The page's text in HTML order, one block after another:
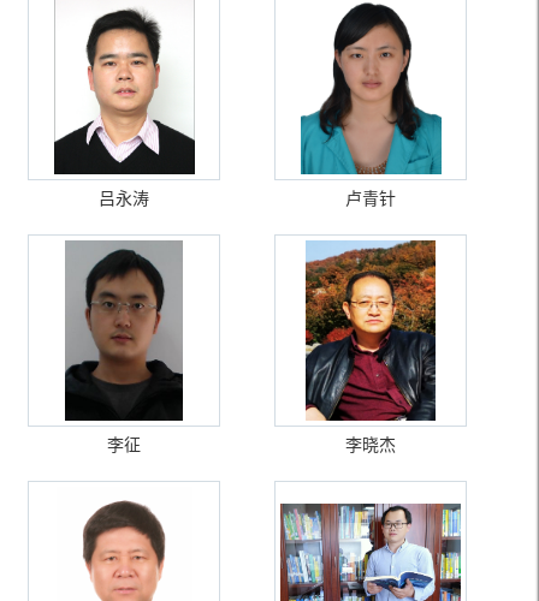
吕永涛 卢青针
李征 李晓杰